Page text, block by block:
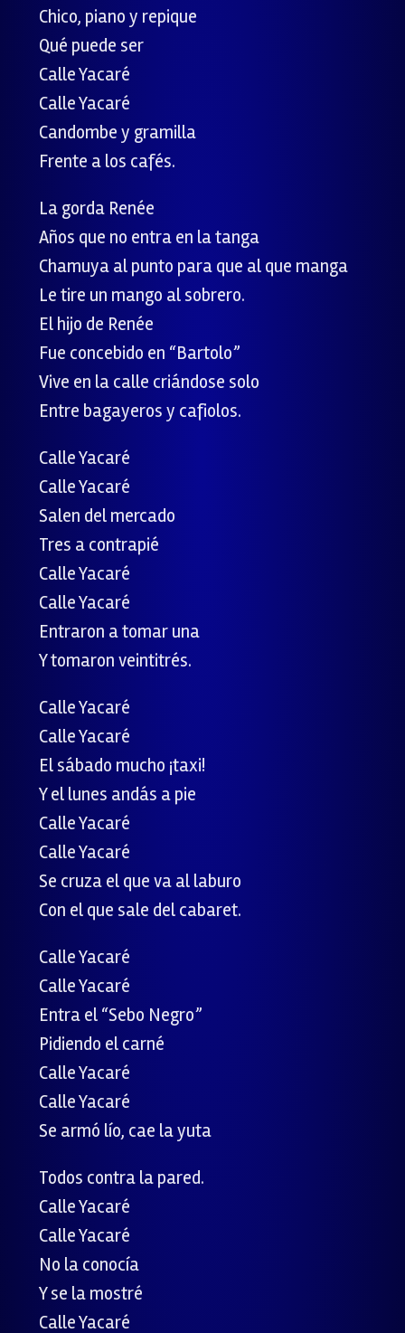
Chico, piano y repique
Qué puede ser
Calle Yacaré
Calle Yacaré
Candombe y gramilla
Frente a los cafés.
La gorda Renée
Años que no entra en la tanga
Chamuya al punto para que al que manga
Le tire un mango al sobrero.
El hijo de Renée
Fue concebido en “Bartolo”
Vive en la calle criándose solo
Entre bagayeros y cafiolos.
Calle Yacaré
Calle Yacaré
Salen del mercado
Tres a contrapié
Calle Yacaré
Calle Yacaré
Entraron a tomar una
Y tomaron veintitrés.
Calle Yacaré
Calle Yacaré
El sábado mucho ¡taxi!
Y el lunes andás a pie
Calle Yacaré
Calle Yacaré
Se cruza el que va al laburo
Con el que sale del cabaret.
Calle Yacaré
Calle Yacaré
Entra el “Sebo Negro”
Pidiendo el carné
Calle Yacaré
Calle Yacaré
Se armó lío, cae la yuta
Todos contra la pared.
Calle Yacaré
Calle Yacaré
No la conocía
Y se la mostré
Calle Yacaré